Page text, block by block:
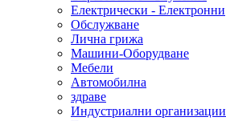
Електрически - Електронни
Обслужване
Лична грижа
Машини-Оборудване
Мебели
Автомобилна
здраве
Индустриални организации